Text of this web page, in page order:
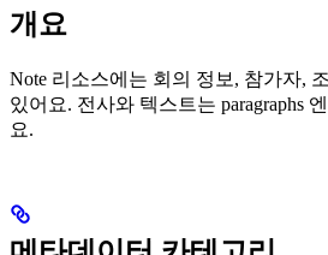
개요
Note 리소스에는 회의 정보, 참가자,
있어요. 전사와 텍스트는 paragraphs
요.